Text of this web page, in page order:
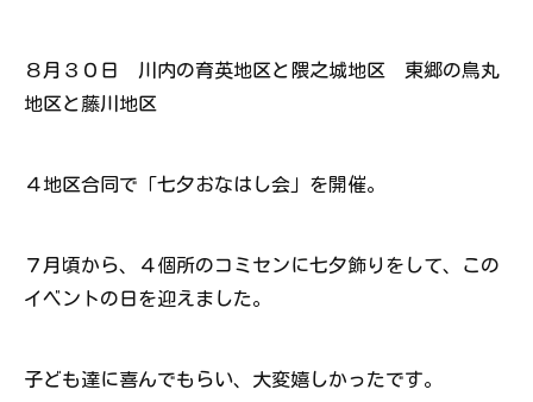
８月３０日 川内の育英地区と隈之城地区 東郷の鳥丸
地区と藤川地区
４地区合同で「七夕おなはし会」を開催。
７月頃から、４個所のコミセンに七夕飾りをして、この
イベントの日を迎えました。
子ども達に喜んでもらい、大変嬉しかったです。